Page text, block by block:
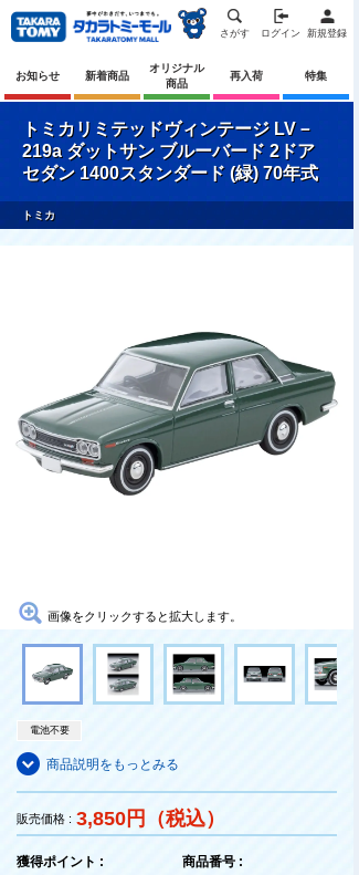
さがす ログイン 新規登録
お知らせ 新着商品
オリジナル
商品
再入荷 特集
トミカリミテッドヴィンテージ LV－
219a ダットサン ブルーバード 2ドア
セダン 1400スタンダード (緑) 70年式
トミカ
画像をクリックすると拡大します。
電池不要
商品説明をもっとみる
販売価格 : 3,850円（税込）
獲得ポイント :
商品番号 :